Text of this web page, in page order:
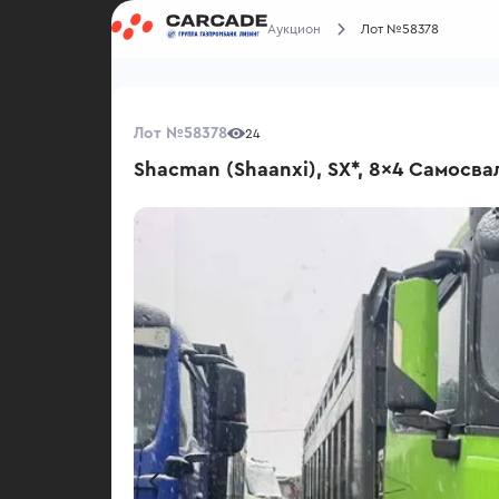
Аукцион Лот №58378
Лот №58378 24
Shacman (Shaanxi), SX*, 8x4